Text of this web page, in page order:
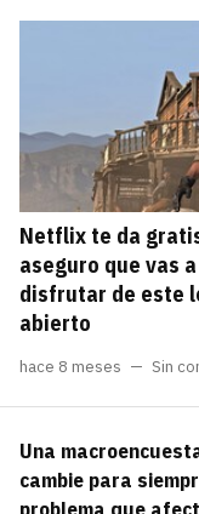
Netflix te da
aseguro que vas
disfrutar de este
abierto
hace 8 meses Sin
Una
cambie para
problema que